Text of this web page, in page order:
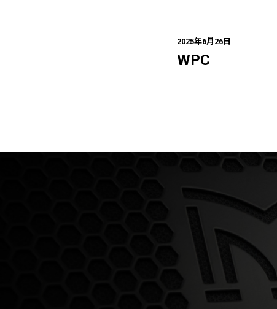
2025年6月26日
WPC